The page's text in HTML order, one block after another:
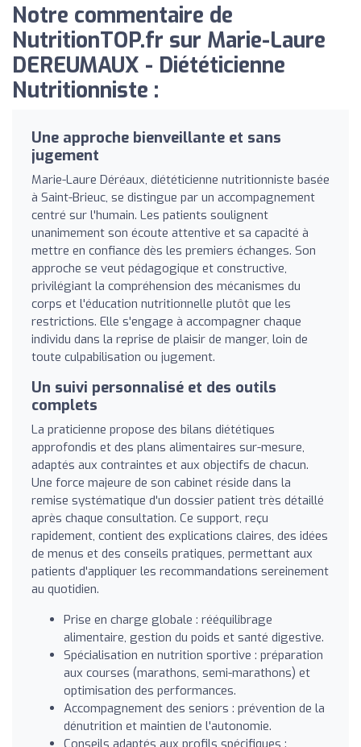
Notre commentaire de
NutritionTOP.fr sur Marie-Laure
DEREUMAUX - Diététicienne
Nutritionniste :
Une approche bienveillante et sans
jugement
Marie-Laure Déréaux, diététicienne nutritionniste basée
à Saint-Brieuc, se distingue par un accompagnement
centré sur l'humain. Les patients soulignent
unanimement son écoute attentive et sa capacité à
mettre en confiance dès les premiers échanges. Son
approche se veut pédagogique et constructive,
privilégiant la compréhension des mécanismes du
corps et l'éducation nutritionnelle plutôt que les
restrictions. Elle s'engage à accompagner chaque
individu dans la reprise de plaisir de manger, loin de
toute culpabilisation ou jugement.
Un suivi personnalisé et des outils
complets
La praticienne propose des bilans diététiques
approfondis et des plans alimentaires sur-mesure,
adaptés aux contraintes et aux objectifs de chacun.
Une force majeure de son cabinet réside dans la
remise systématique d'un dossier patient très détaillé
après chaque consultation. Ce support, reçu
rapidement, contient des explications claires, des idées
de menus et des conseils pratiques, permettant aux
patients d'appliquer les recommandations sereinement
au quotidien.
Prise en charge globale : rééquilibrage
alimentaire, gestion du poids et santé digestive.
Spécialisation en nutrition sportive : préparation
aux courses (marathons, semi-marathons) et
optimisation des performances.
Accompagnement des seniors : prévention de la
dénutrition et maintien de l'autonomie.
Conseils adaptés aux profils spécifiques :